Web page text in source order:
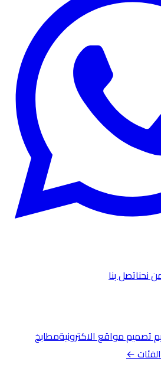
نحناتصل بنا
تصميم مواقع الاكترونيةمطابخ
←